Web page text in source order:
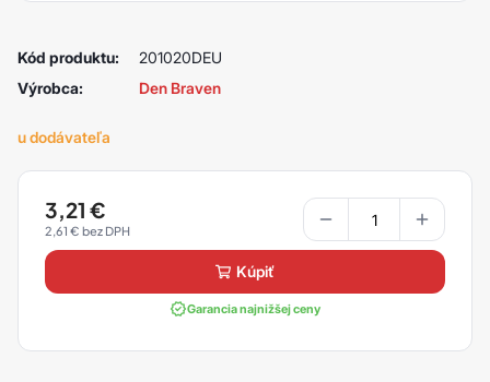
Kód produktu:
201020DEU
Výrobca:
Den Braven
u dodávateľa
3,21 €
2,61 €
kúpiť
Garancia najnižšej ceny